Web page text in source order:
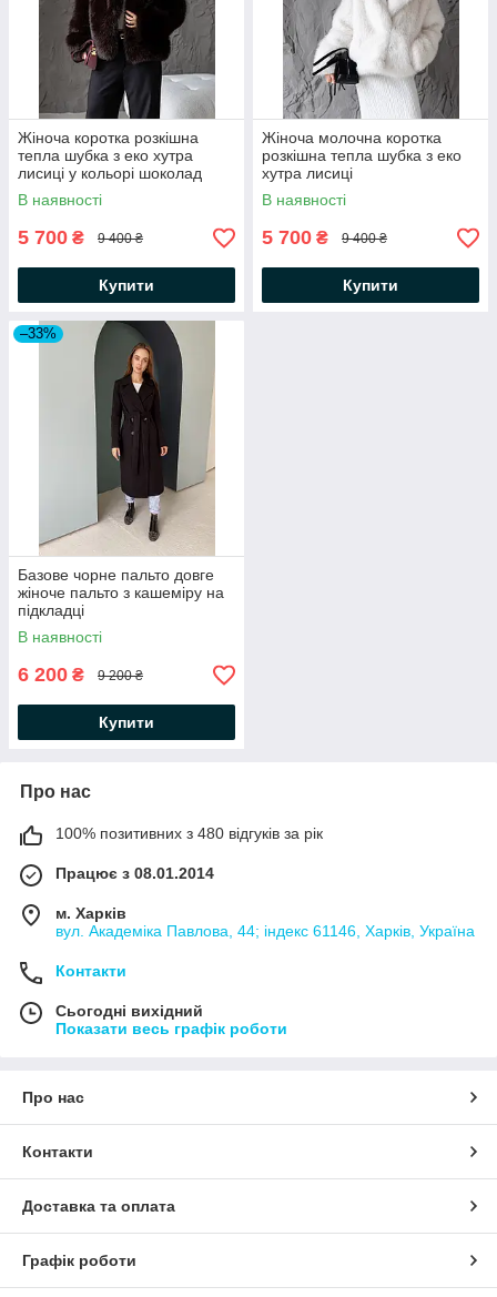
Жіноча коротка розкішна
тепла шубка з еко хутра
лисиці у кольорі шоколад
В наявності
5 700 ₴ 9 400 ₴
Купити
Жіноча молочна коротка
розкішна тепла шубка з еко
хутра лисиці
В наявності
5 700 ₴ 9 400 ₴
Купити
–33%
Базове чорне пальто довге
жіноче пальто з кашеміру на
підкладці
В наявності
6 200 ₴ 9 200 ₴
Купити
Про нас
100% позитивних з 480 відгуків за рік
Працює з 08.01.2014
м. Харків
вул. Академіка Павлова, 44; індекс 61146, Харків, Україна
Контакти
Сьогодні вихідний
Показати весь графік роботи
Про нас
Контакти
Доставка та оплата
Графік роботи